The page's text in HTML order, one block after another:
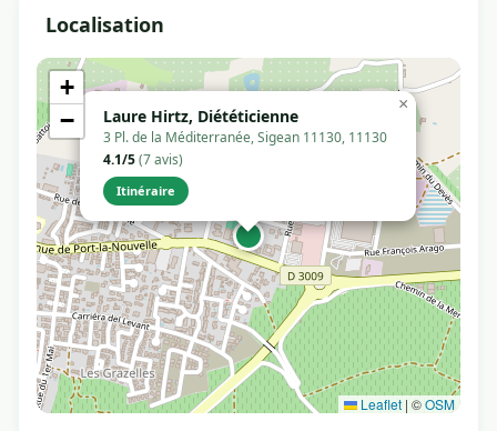
Localisation
Laure Hirtz, Diététicienne
3 Pl. de la Méditerranée, Sigean 11130, 11130
4.1/5(7 avis)
Itinéraire
×
+
−
Leaflet | ©OSM